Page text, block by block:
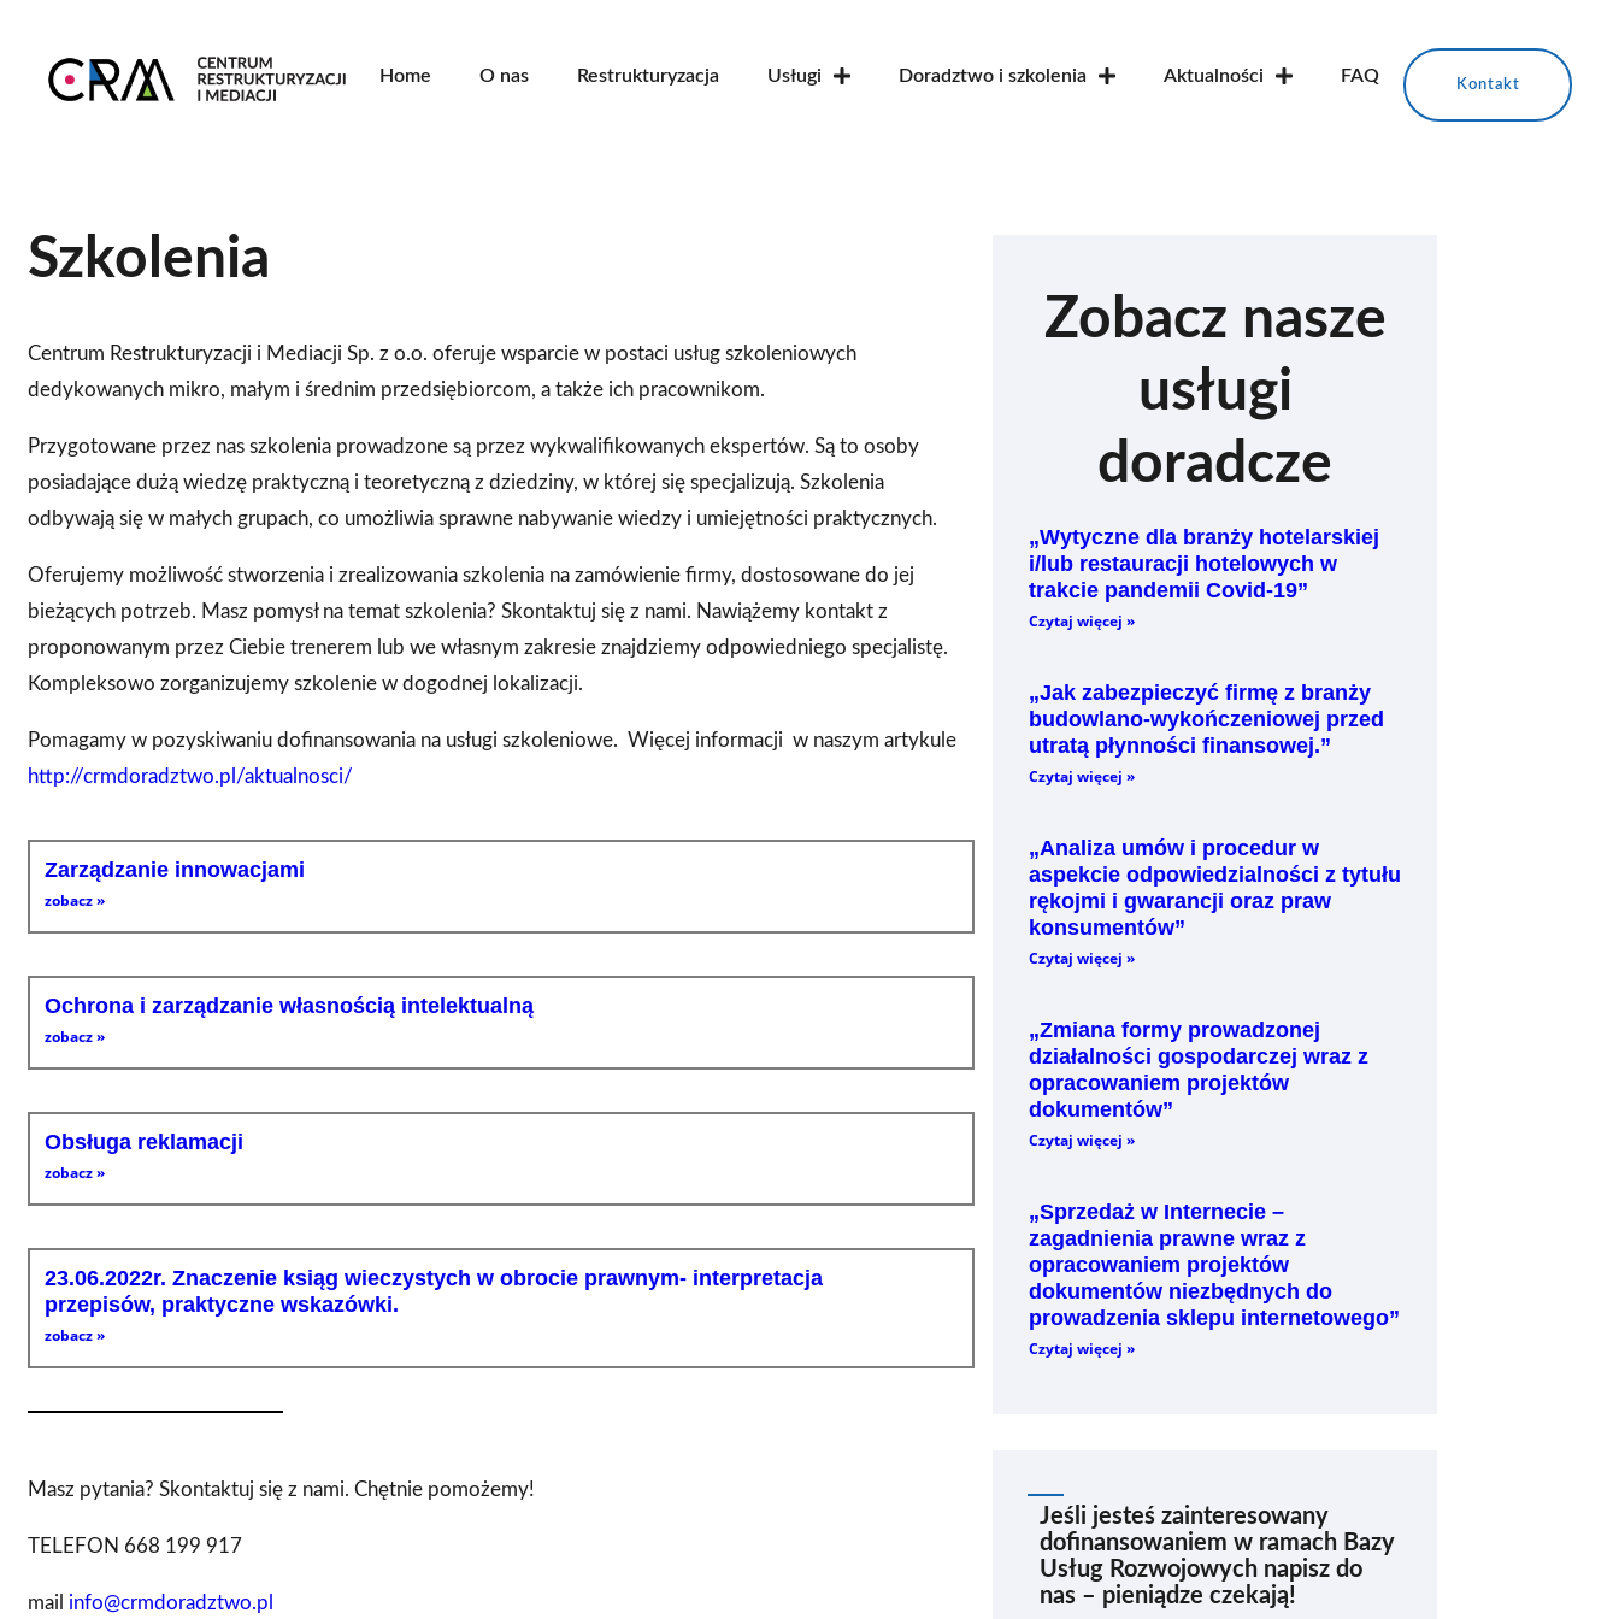
Home O nas Restrukturyzacja Usługi Doradztwo i szkolenia Aktualności FAQ Kontakt
Szkolenia
Centrum Restrukturyzacji i Mediacji Sp. z o.o. oferuje wsparcie w postaci usług szkoleniowych
dedykowanych mikro, małym i średnim przedsiębiorcom, a także ich pracownikom.
Przygotowane przez nas szkolenia prowadzone są przez wykwalifikowanych ekspertów. Są to osoby
posiadające dużą wiedzę praktyczną i teoretyczną z dziedziny, w której się specjalizują. Szkolenia
odbywają się w małych grupach, co umożliwia sprawne nabywanie wiedzy i umiejętności praktycznych.
Oferujemy możliwość stworzenia i zrealizowania szkolenia na zamówienie firmy, dostosowane do jej
bieżących potrzeb. Masz pomysł na temat szkolenia? Skontaktuj się z nami. Nawiążemy kontakt z
proponowanym przez Ciebie trenerem lub we własnym zakresie znajdziemy odpowiedniego specjalistę.
Kompleksowo zorganizujemy szkolenie w dogodnej lokalizacji.
Pomagamy w pozyskiwaniu dofinansowania na usługi szkoleniowe. Więcej informacji w naszym artykule
http://crmdoradztwo.pl/aktualnosci/
Zarządzanie innowacjami
zobacz »
Ochrona i zarządzanie własnością intelektualną
zobacz »
Obsługa reklamacji
zobacz »
23.06.2022r. Znaczenie ksiąg wieczystych w obrocie prawnym- interpretacja
przepisów, praktyczne wskazówki.
zobacz »
Masz pytania? Skontaktuj się z nami. Chętnie pomożemy!
TELEFON 668 199 917
mail info@crmdoradztwo.pl
Zobacz nasze
usługi
doradcze
„Wytyczne dla branży hotelarskiej
i/lub restauracji hotelowych w
trakcie pandemii Covid-19”
Czytaj więcej »
„Jak zabezpieczyć firmę z branży
budowlano-wykończeniowej przed
utratą płynności finansowej.”
Czytaj więcej »
„Analiza umów i procedur w
aspekcie odpowiedzialności z tytułu
rękojmi i gwarancji oraz praw
konsumentów”
Czytaj więcej »
„Zmiana formy prowadzonej
działalności gospodarczej wraz z
opracowaniem projektów
dokumentów”
Czytaj więcej »
„Sprzedaż w Internecie –
zagadnienia prawne wraz z
opracowaniem projektów
dokumentów niezbędnych do
prowadzenia sklepu internetowego”
Czytaj więcej »
Jeśli jesteś zainteresowany
dofinansowaniem w ramach Bazy
Usług Rozwojowych napisz do
nas – pieniądze czekają!